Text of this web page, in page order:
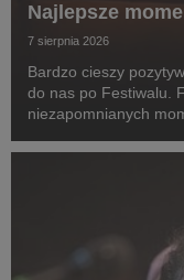
Najlepsze
7 sierpnia 2026
Bardzo cieszy
do nas po Festiwalu.
niezapomnianych